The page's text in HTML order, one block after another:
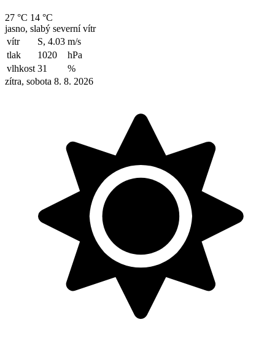
27 °C 14 °C
jasno, slabý severní vítr
vítr
S, 4.03 m/s
tlak
1020
hPa
vlhkost 31
%
zítra, sobota 8. 8. 2026